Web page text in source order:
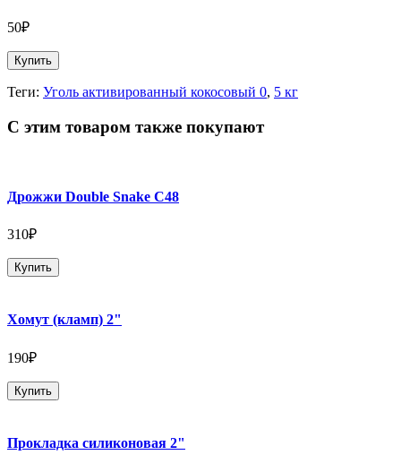
50₽
Купить
Теги: Уголь активированный кокосовый 0, 5 кг
С этим товаром также покупают
Дрожжи Double Snake C48
310₽
Купить
Хомут (кламп) 2"
190₽
Купить
Прокладка силиконовая 2"